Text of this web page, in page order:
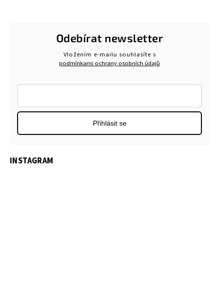
Odebírat newsletter
Vložením e-mailu souhlasíte s
podmínkami ochrany osobních údajů
Přihlásit se
INSTAGRAM